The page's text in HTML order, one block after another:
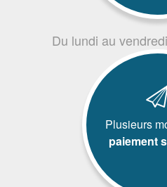
Du lundi au
Plusieurs
paiement